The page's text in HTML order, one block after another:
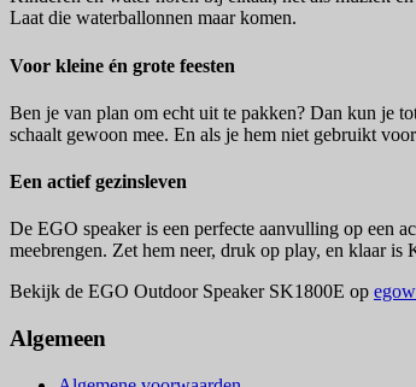
Laat die waterballonnen maar komen.
Voor kleine én grote feesten
Ben je van plan om echt uit te pakken? Dan kun je
schaalt gewoon mee. En als je hem niet gebruikt
Een actief gezinsleven
De EGO speaker is een perfecte aanvulling op een
meebrengen. Zet hem neer, druk op play, en klaar is
Bekijk de EGO Outdoor Speaker SK1800E op
Algemeen